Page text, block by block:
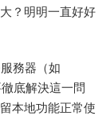
？明明一直好好
務器（如
底解決這一問
本地功能正常使